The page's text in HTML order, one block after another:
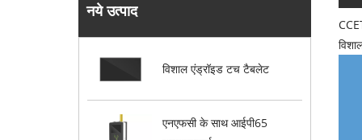
नये उत्पाद
विशाल एंड्रॉइड टच टैबलेट
एनएफसी के साथ आईपी65